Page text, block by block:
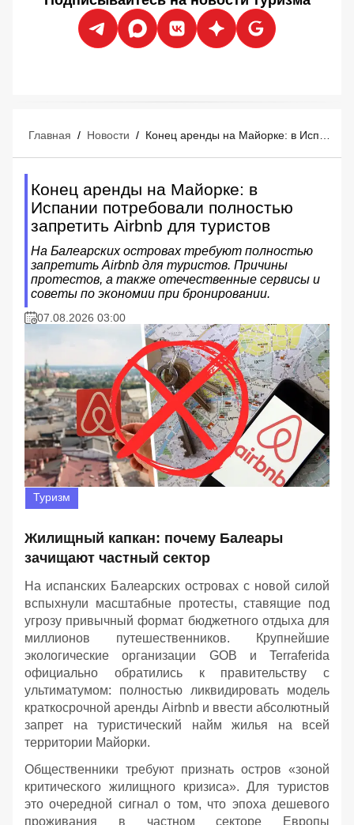
Главная / Новости /
Конец аренды на Майорке: в
Испании потребовали полностью
запретить Airbnb для туристов
На Балеарских островах требуют полностью
запретить Airbnb для туристов. Причины
протестов, а также отечественные сервисы и
советы по экономии при бронировании.
07.08.2026 03:00
Туризм
Жилищный капкан: почему Балеары
зачищают частный сектор
На испанских Балеарских островах с новой силой
вспыхнули масштабные протесты, ставящие под
угрозу привычный формат бюджетного отдыха для
миллионов путешественников. Крупнейшие
экологические организации GOB и Terraferida
официально обратились к правительству с
ультиматумом: полностью ликвидировать модель
краткосрочной аренды Airbnb и ввести абсолютный
запрет на туристический найм жилья на всей
территории Майорки.
Общественники требуют признать остров «зоной
критического жилищного кризиса». Для туристов
это очередной сигнал о том, что эпоха дешевого
проживания в частном секторе Европы